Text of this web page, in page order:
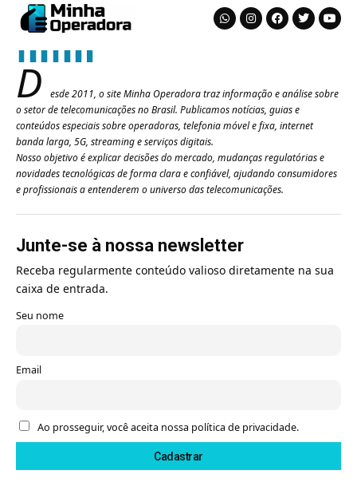
D
esde 2011, o site Minha Operadora traz informação e análise sobre
o setor de telecomunicações no Brasil. Publicamos notícias, guias e
conteúdos especiais sobre operadoras, telefonia móvel e fixa, internet
banda larga, 5G, streaming e serviços digitais.
Nosso objetivo é explicar decisões do mercado, mudanças regulatórias e
novidades tecnológicas de forma clara e confiável, ajudando consumidores
e profissionais a entenderem o universo das telecomunicações.
Junte-se à nossa newsletter
Receba regularmente conteúdo valioso diretamente na sua
caixa de entrada.
Seu nome
Email
Ao prosseguir, você aceita nossa política de privacidade.